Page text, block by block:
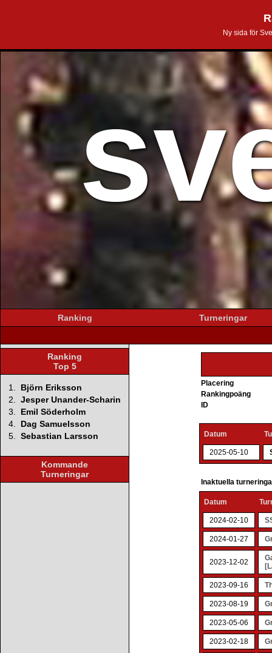
Ny sida för
Ranking Turneringar
Ranking
Top 5
1.
Björn Eriksson
2. Jesper Unander-Scharin
3.
Emil Söderholm
4.
Dag Samuelsson
5. Sebastian Larsson
Kommande
Turneringar
Placering
Rankingpoäng
ID
Datum
2025-05-10
Inaktuella
Datum
2024-02-10
2024-01-27
2023-12-02
2023-09-16
2023-08-19
2023-05-06
2023-02-18